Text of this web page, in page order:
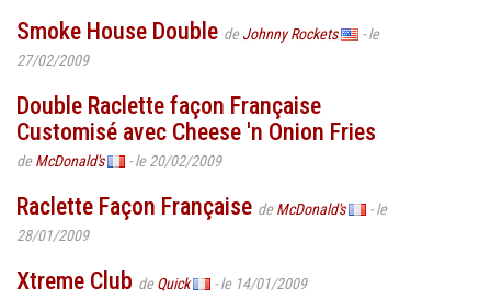
Smoke House Double de Johnny Rockets
- le
27/02/2009
Double Raclette façon Française
Customisé avec Cheese 'n Onion Fries
de McDonald's - le 20/02/2009
Raclette Façon Française de McDonald's
- le
28/01/2009
Xtreme Club de Quick - le 14/01/2009